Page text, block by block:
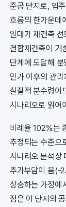
준공 단지로, 입
흐름의 한가운데
일대가 재건축
결합재건축이 거
단계에 도달해
인가 이후의 관리
실질적 분수령이
시나리오로 읽어
비례율 102%는
추정되는 수준으
시나리오 분석상
추가부담이 음(-
상승하는 가정에
점은 이 단지의